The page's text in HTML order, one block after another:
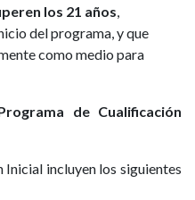
los 21 años,
del programa, y que
como medio para
de Cualificación
incluyen los siguientes